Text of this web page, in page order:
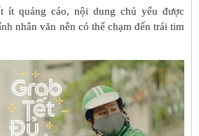
ít quảng cáo, nội dung chủ yếu được
nhân văn nên có thể chạm đến trái tim